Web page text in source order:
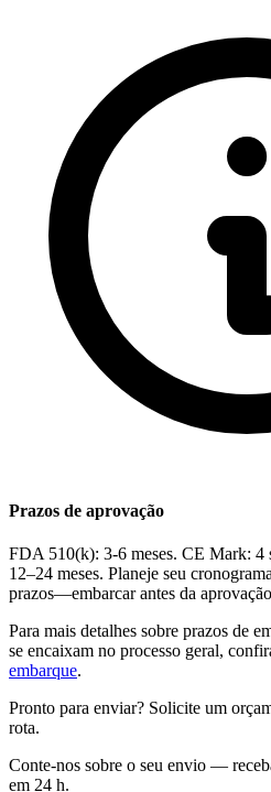
Prazos de aprovação
FDA 510(k): 3-6 meses. CE Mark: 4
12–24 meses. Planeje seu
prazos—embarcar antes da
Para mais detalhes sobre prazos de
se encaixam no processo geral,
embarque.
Pronto para enviar? Solicite um
rota.
Conte-nos sobre o seu envio —
em 24 h.